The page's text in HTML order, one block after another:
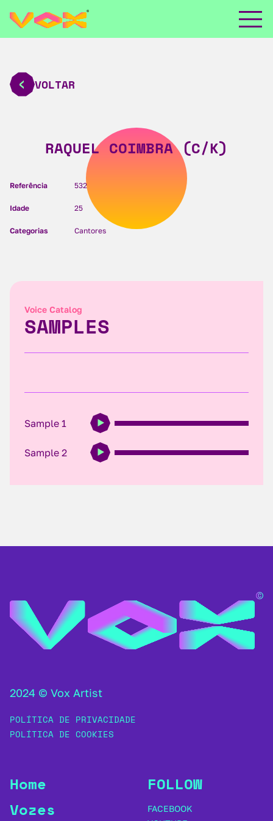
VOLTAR
RAQUEL COIMBRA (C/K)
Referência 532
Idade 25
Categorias Cantores
Voice Catalog
SAMPLES
Sample 1
Sample 2
2024 © Vox Artist
POLÍTICA DE PRIVACIDADE
POLÍTICA DE COOKIES
Home
Vozes
FOLLOW
FACEBOOK